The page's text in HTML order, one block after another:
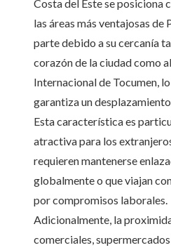
Costa del Este se posiciona
las áreas más ventajosas de
parte debido a su cercanía
corazón de la ciudad como
Internacional de Tocumen,
garantiza un
Esta característica es
atractiva para los
requieren mantenerse
globalmente o que viajan
por compromisos laborales.
Adicionalmente, la
comerciales,